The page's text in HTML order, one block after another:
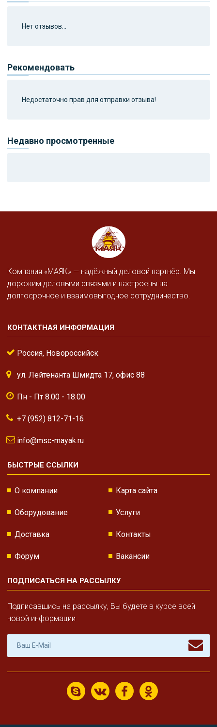
Нет отзывов...
Рекомендовать
Недостаточно прав для отправки отзыва!
Недавно просмотренные
Компания «МАЯК» — надёжный деловой партнёр. Мы
дорожим деловыми связями и настроены на
долгосрочное и взаимовыгодное сотрудничество.
КОНТАКТНАЯ ИНФОРМАЦИЯ
Россия, Новороссийск
ул. Лейтенанта Шмидта 17, офис 88
Пн - Пт 8.00 - 18.00
+7 (952) 812-71-16
info@msc-mayak.ru
БЫСТРЫЕ ССЫЛКИ
О компании Карта сайта
Оборудование Услуги
Доставка Контакты
Форум Вакансии
ПОДПИСАТЬСЯ НА РАССЫЛКУ
Подписавшись на рассылку, Вы будете в курсе всей
новой информации